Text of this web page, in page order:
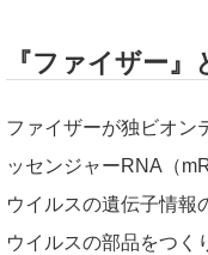
『ファイザー
ファイザーが独ビオン
ッセンジャーRNA（
ウイルスの遺伝子情報
ウイルスの部品をつく